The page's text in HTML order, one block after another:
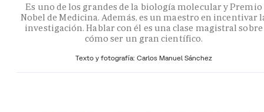
Es uno de los grandes de la biología molecular y Premio
Nobel de Medicina. Además, es un maestro en incentivar
investigación. Hablar con él es una clase magistral sobre
cómo ser un gran científico.
Texto y fotografía: Carlos Manuel Sánchez